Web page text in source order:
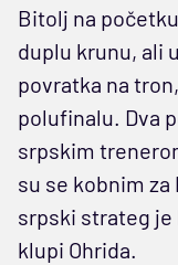
Bitolj na
duplu krunu, ali
povratka na
polufinalu. Dva
srpskim
su se kobnim
srpski strateg
klupi Ohrida.